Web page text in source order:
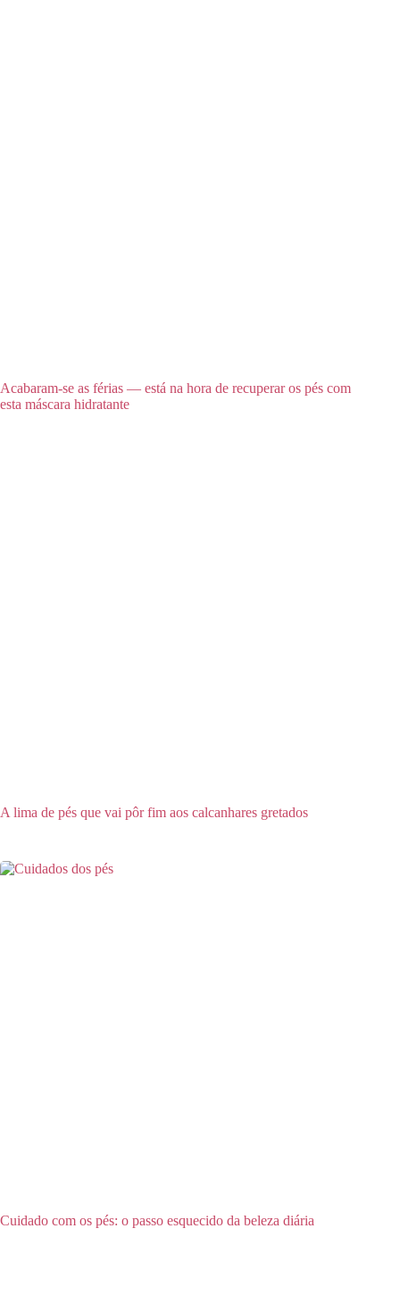
Acabaram-se as férias — está na hora de recuperar os pés com
esta máscara hidratante
A lima de pés que vai pôr fim aos calcanhares gretados
Cuidado com os pés: o passo esquecido da beleza diária